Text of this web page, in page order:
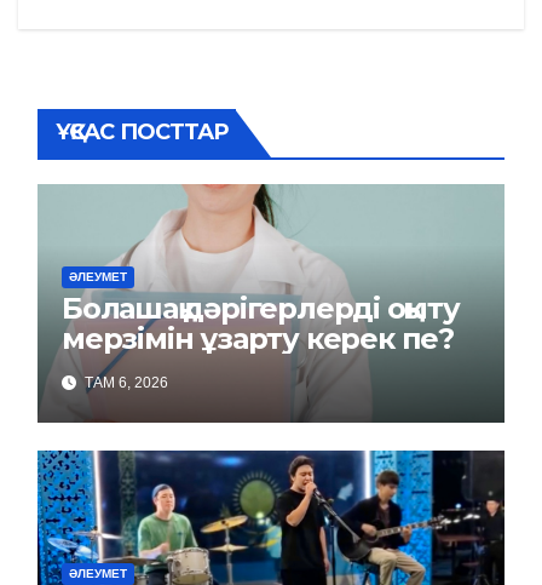
ҰҚСАС ПОСТТАР
ӘЛЕУМЕТ
Болашақ дәрігерлерді оқыту
мерзімін ұзарту керек пе?
ТАМ 6, 2026
ӘЛЕУМЕТ